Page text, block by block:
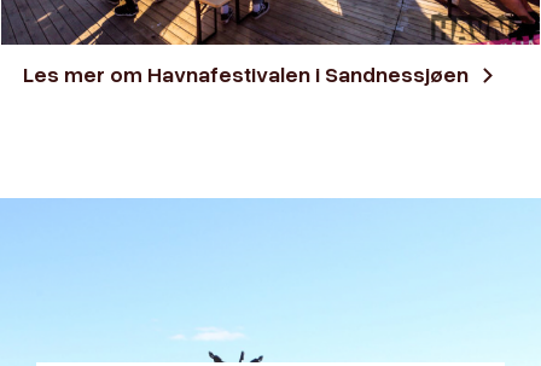
Les mer om Havnafestivalen i Sandnessjøen